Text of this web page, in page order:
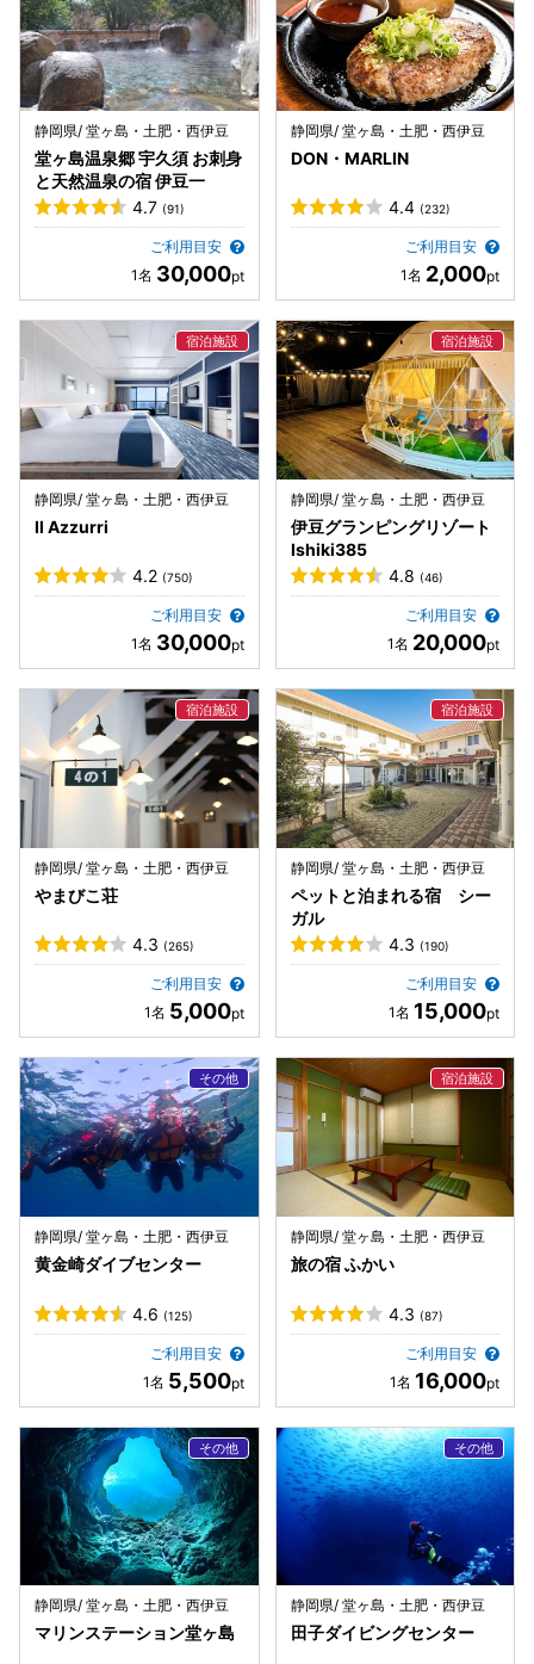
静岡県/ 堂ヶ島・土肥・西伊豆
堂ヶ島温泉郷 宇久須 お刺身
と天然温泉の宿 伊豆一
4.7 (91)
ご利用目安
30,000
静岡県/ 堂ヶ島・土肥・西伊豆
DON・MARLIN
4.4 (232)
ご利用目安
2,000
静岡県/ 堂ヶ島・土肥・西伊豆
Il Azzurri
4.2 (750)
ご利用目安
30,000
静岡県/ 堂ヶ島・土肥・西伊豆
伊豆グランピングリゾート
Ishiki385
4.8 (46)
ご利用目安
20,000
静岡県/ 堂ヶ島・土肥・西伊豆
やまびこ荘
4.3 (265)
ご利用目安
5,000
静岡県/ 堂ヶ島・土肥・西伊豆
ペットと泊まれる宿 シー
ガル
4.3 (190)
ご利用目安
15,000
静岡県/ 堂ヶ島・土肥・西伊豆
黄金崎ダイブセンター
4.6 (125)
ご利用目安
5,500
静岡県/ 堂ヶ島・土肥・西伊豆
旅の宿 ふかい
4.3 (87)
ご利用目安
16,000
静岡県/ 堂ヶ島・土肥・西伊豆
マリンステーション堂ヶ島
静岡県/ 堂ヶ島・土肥・西伊豆
田子ダイビングセンター